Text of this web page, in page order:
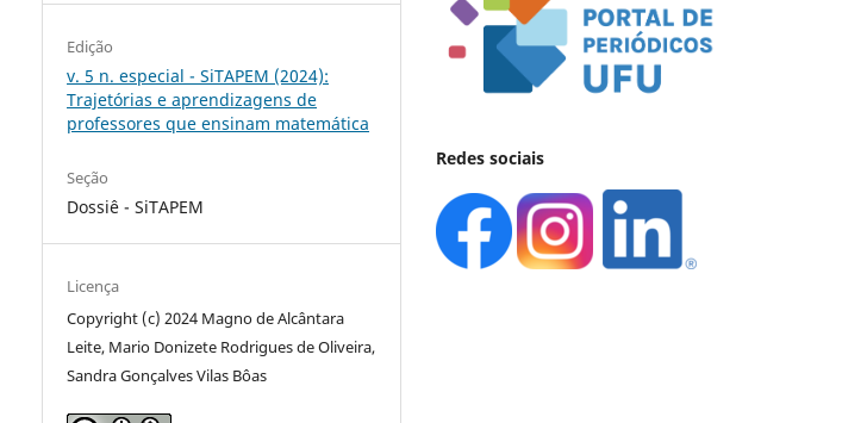
Edição
v. 5 n. especial - SiTAPEM (2024):
Trajetórias e aprendizagens de
professores que ensinam matemática
Seção
Dossiê - SiTAPEM
Licença
Copyright (c) 2024 Magno de Alcântara
Leite, Mario Donizete Rodrigues de Oliveira,
Sandra Gonçalves Vilas Bôas
Redes sociais